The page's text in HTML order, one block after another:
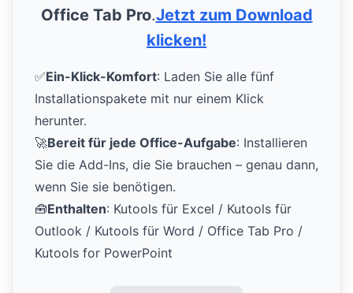
Office Tab Pro.Jetzt zum Download
klicken!
✅Ein-Klick-Komfort: Laden Sie alle fünf
Installationspakete mit nur einem Klick
herunter.
🚀Bereit für jede Office-Aufgabe: Installieren
Sie die Add-Ins, die Sie brauchen – genau dann,
wenn Sie sie benötigen.
🧰Enthalten: Kutools für Excel / Kutools für
Outlook / Kutools für Word / Office Tab Pro /
Kutools for PowerPoint